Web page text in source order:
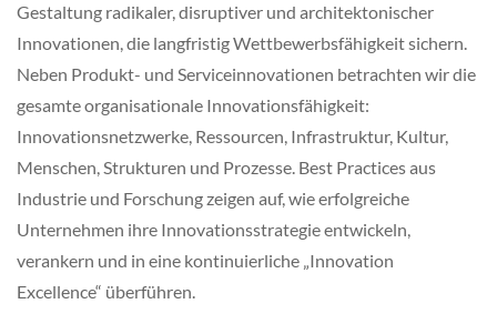
Gestaltung radikaler, disruptiver und architektonischer
Innovationen, die langfristig Wettbewerbsfähigkeit sichern.
Neben Produkt- und Serviceinnovationen betrachten wir die
gesamte organisationale Innovationsfähigkeit:
Innovationsnetzwerke, Ressourcen, Infrastruktur, Kultur,
Menschen, Strukturen und Prozesse. Best Practices aus
Industrie und Forschung zeigen auf, wie erfolgreiche
Unternehmen ihre Innovationsstrategie entwickeln,
verankern und in eine kontinuierliche „Innovation
Excellence“ überführen.